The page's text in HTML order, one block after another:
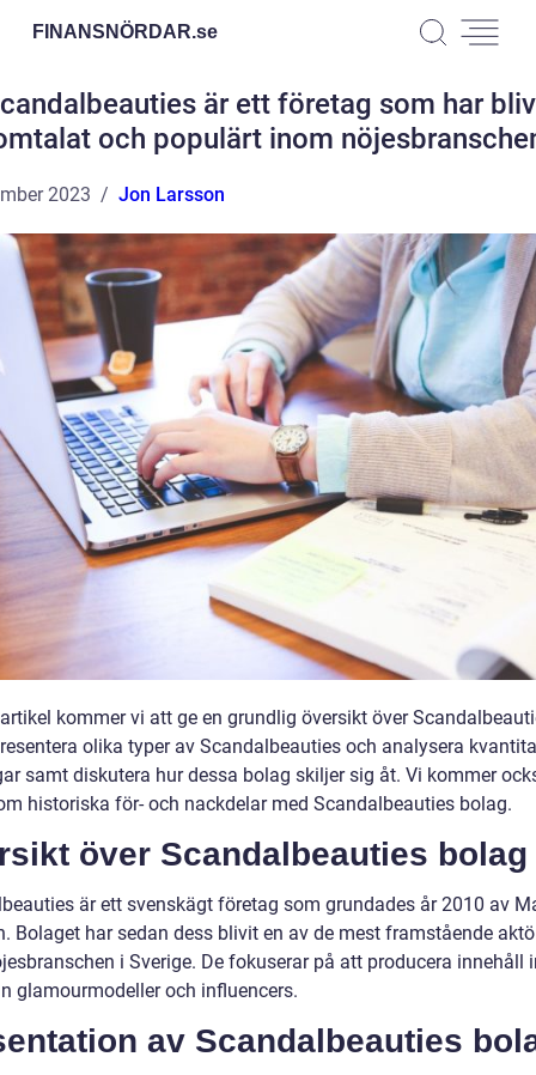
FINANSNÖRDAR.se
är ett företag som har
och populärt inom
2023 Jon Larsson
kommer vi att ge en grundlig översikt över
olika typer av Scandalbeauties och analysera
samt diskutera hur dessa bolag skiljer sig åt. Vi kommer
historiska för- och nackdelar med Scandalbeauties bolag.
över Scandalbeauties bolag
är ett svenskägt företag som grundades år 2010 av
Bolaget har sedan dess blivit en av de mest framstående
i Sverige. De fokuserar på att producera innehåll
glamourmodeller och influencers.
av Scandalbeauties